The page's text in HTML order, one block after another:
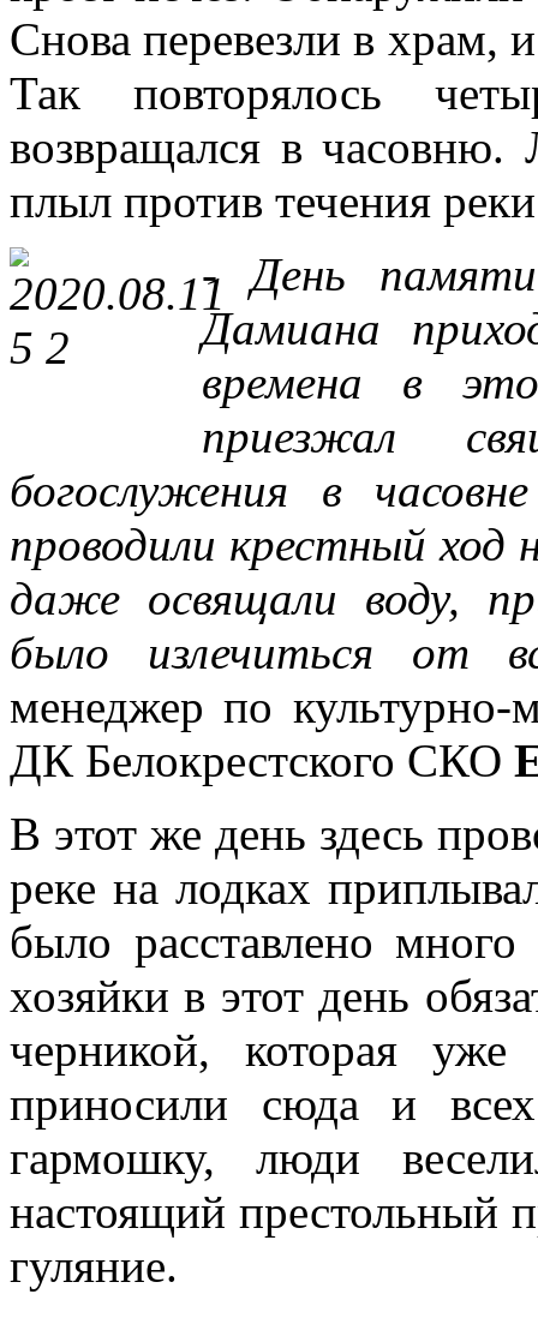
Снова перевезли в храм,
Так повторялось
возвращался в
плыл против течения
- День
Дамиана
времена в
приезжал
богослужения в
проводили крестный ход
даже освящали воду,
было излечиться от
менеджер по культурно-
ДК Белокрестского СКО
В этот же день здесь
реке на лодках
было расставлено
хозяйки в этот день
черникой, которая уже
приносили сюда и
гармошку, люди
настоящий престольный
гуляние.